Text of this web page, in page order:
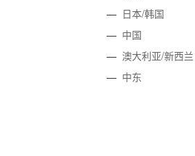
— 日本/韩国
— 中国
— 澳大利亚/新西兰
— 中东